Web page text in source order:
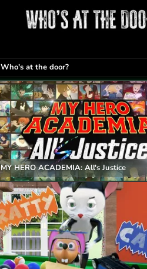
Who's at the door?
MY HERO ACADEMIA: All's Justice